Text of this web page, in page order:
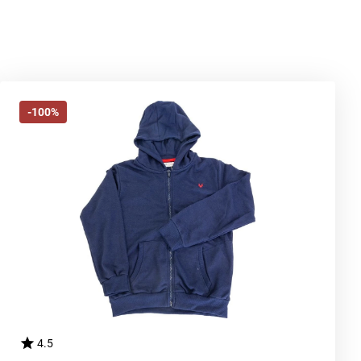
-100%
4.5